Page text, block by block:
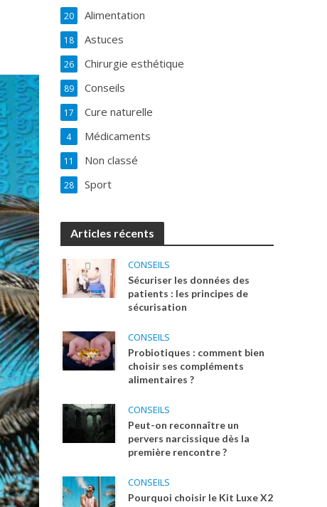
Alimentation
20
Astuces
18
Chirurgie esthétique
26
Conseils
89
Cure naturelle
17
Médicaments
4
Non classé
11
Sport
28
Articles récents
CONSEILS
Sécuriser les données des
patients : les principes de
sécurisation
CONSEILS
Probiotiques : comment bien
choisir ses compléments
alimentaires ?
CONSEILS
Peut-on reconnaître un
pervers narcissique dès la
première rencontre ?
CONSEILS
Pourquoi choisir le Kit Luxe X2